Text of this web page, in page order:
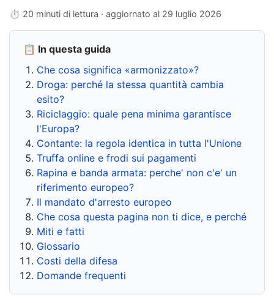
⏱ 20 minuti di lettura · aggiornato al 29 luglio 2026
📋 In questa guida
Che cosa significa «armonizzato»?
Droga: perché la stessa quantità cambia
esito?
Riciclaggio: quale pena minima garantisce
l'Europa?
Contante: la regola identica in tutta l'Unione
Truffa online e frodi sui pagamenti
Rapina e banda armata: perche' non c'e' un
riferimento europeo?
Il mandato d'arresto europeo
Che cosa questa pagina non ti dice, e perché
Miti e fatti
Glossario
Costi della difesa
Domande frequenti